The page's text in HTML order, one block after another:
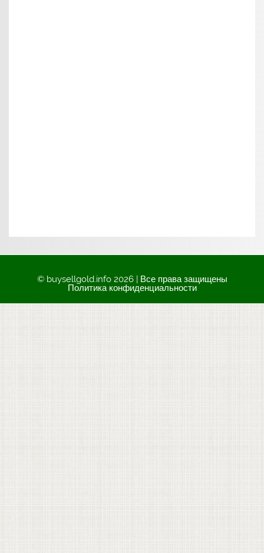
© buysellgold.info 2026 | Все права защищены
Политика конфиденциальности